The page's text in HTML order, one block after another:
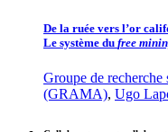
De la ruée vers l’or
Le système du free
Groupe de
(GRAMA), Ugo